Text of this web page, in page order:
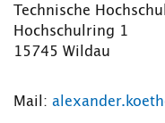
Technische
Hochschulring 1
15745 Wildau
Mail: